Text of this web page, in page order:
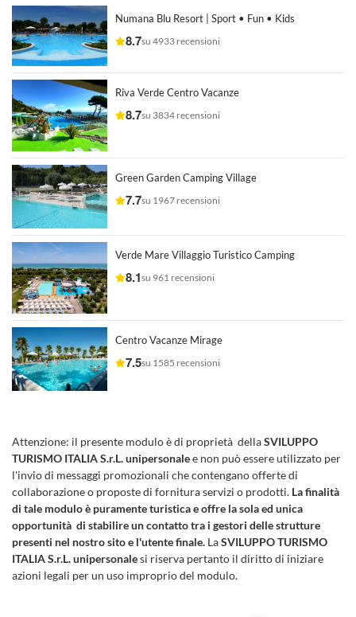
Numana Blu Resort | Sport • Fun • Kids
8.7su 4933 recensioni
Riva Verde Centro Vacanze
8.7su 3834 recensioni
Green Garden Camping Village
7.7su 1967 recensioni
Verde Mare Villaggio Turistico Camping
8.1su 961 recensioni
Centro Vacanze Mirage
7.5su 1585 recensioni
Attenzione: il presente modulo è di proprietà dellaSVILUPPO
TURISMO ITALIA S.r.L. unipersonalee non può essere utilizzato per
l'invio di messaggi promozionali che contengano offerte di
collaborazione o proposte di fornitura servizi o prodotti. La finalità
di tale modulo è puramente turistica e offre la sola ed unica
opportunità di stabilire un contatto tra i gestori delle strutture
presenti nel nostro sito e l'utente finale. LaSVILUPPO TURISMO
ITALIA S.r.L. unipersonalesi riserva pertanto il diritto di iniziare
azioni legali per un uso improprio del modulo.